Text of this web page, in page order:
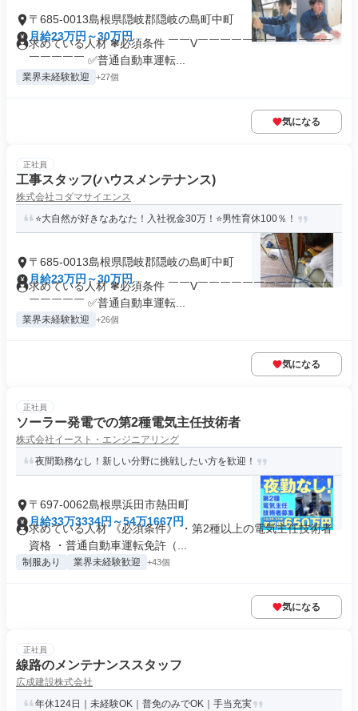
〒685-0013島根県隠岐郡隠岐の島町中町
月給23万円～30万円
求めている人材 ❃必須条件 ￣￣V￣￣￣￣￣￣￣￣￣￣￣￣
￣￣￣￣￣ ✅普通自動車運転...
業界未経験歓迎 +27個
気になる
正社員
工事スタッフ(ハウスメンテナンス)
株式会社コダマサイエンス
⭐大自然が好きなあなた！入社祝金30万！⭐男性育休100％！
〒685-0013島根県隠岐郡隠岐の島町中町
月給23万円～30万円
求めている人材 ❃必須条件 ￣￣V￣￣￣￣￣￣￣￣￣￣￣￣
￣￣￣￣￣ ✅普通自動車運転...
業界未経験歓迎 +26個
気になる
正社員
ソーラー発電での第2種電気主任技術者
株式会社イースト・エンジニアリング
夜間勤務なし！新しい分野に挑戦したい方を歓迎！
〒697-0062島根県浜田市熱田町
月給33万3334円～54万1667円
求めている人材 《必須条件》 ・第2種以上の電気主任技術者
資格 ・普通自動車運転免許（...
制服あり 業界未経験歓迎 +43個
気になる
正社員
線路のメンテナンススタッフ
広成建設株式会社
年休124日｜未経験OK｜普免のみでOK｜手当充実